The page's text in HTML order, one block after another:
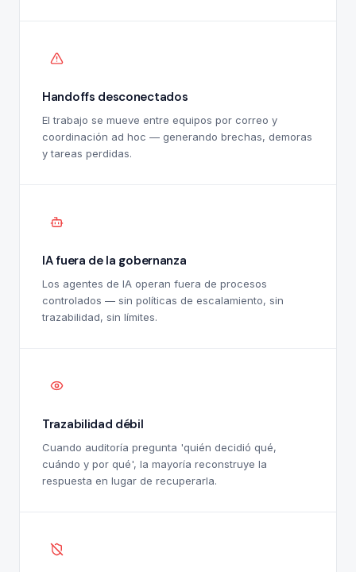
Handoffs desconectados
El trabajo se mueve entre equipos por correo y
coordinación ad hoc — generando brechas, demoras
y tareas perdidas.
IA fuera de la gobernanza
Los agentes de IA operan fuera de procesos
controlados — sin políticas de escalamiento, sin
trazabilidad, sin límites.
Trazabilidad débil
Cuando auditoría pregunta 'quién decidió qué,
cuándo y por qué', la mayoría reconstruye la
respuesta en lugar de recuperarla.